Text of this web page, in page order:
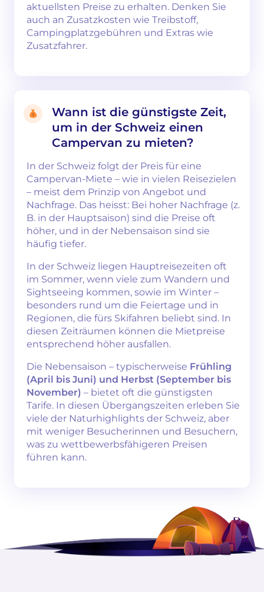
aktuellsten Preise zu erhalten. Denken Sie
auch an Zusatzkosten wie Treibstoff,
Campingplatzgebühren und Extras wie
Zusatzfahrer.
Wann ist die günstigste Zeit,
um in der Schweiz einen
Campervan zu mieten?
In der Schweiz folgt der Preis für eine
Campervan-Miete – wie in vielen Reisezielen
– meist dem Prinzip von Angebot und
Nachfrage. Das heisst: Bei hoher Nachfrage (z.
B. in der Hauptsaison) sind die Preise oft
höher, und in der Nebensaison sind sie
häufig tiefer.
In der Schweiz liegen Hauptreisezeiten oft
im Sommer, wenn viele zum Wandern und
Sightseeing kommen, sowie im Winter –
besonders rund um die Feiertage und in
Regionen, die fürs Skifahren beliebt sind. In
diesen Zeiträumen können die Mietpreise
entsprechend höher ausfallen.
Die Nebensaison – typischerweise Frühling
(April bis Juni) und Herbst (September bis
November) – bietet oft die günstigsten
Tarife. In diesen Übergangszeiten erleben Sie
viele der Naturhighlights der Schweiz, aber
mit weniger Besucherinnen und Besuchern,
was zu wettbewerbsfähigeren Preisen
führen kann.